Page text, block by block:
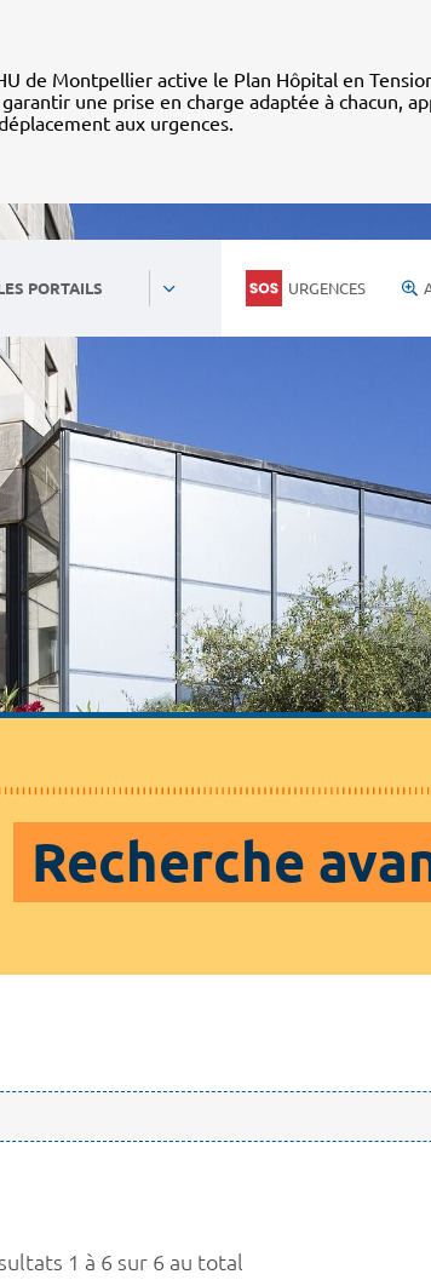
de Montpellier active le Plan Hôpital en
une prise en charge adaptée à chacun,
aux urgences.
PORTAILS URGENCES
Recherche
1 à 6 sur 6 au total